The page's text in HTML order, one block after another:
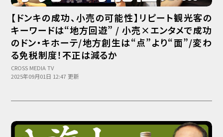
【ドンキの成功、小売の可能性】リピート観光客の
キーワードは“地方回遊” / 小売×エンタメで成功
のドン・キホーテ/地方創生は“点”より“面”/変わ
る免税制度！不正は減るか
CROSS MEDIA TV
2025年09月01日 12:47 更新